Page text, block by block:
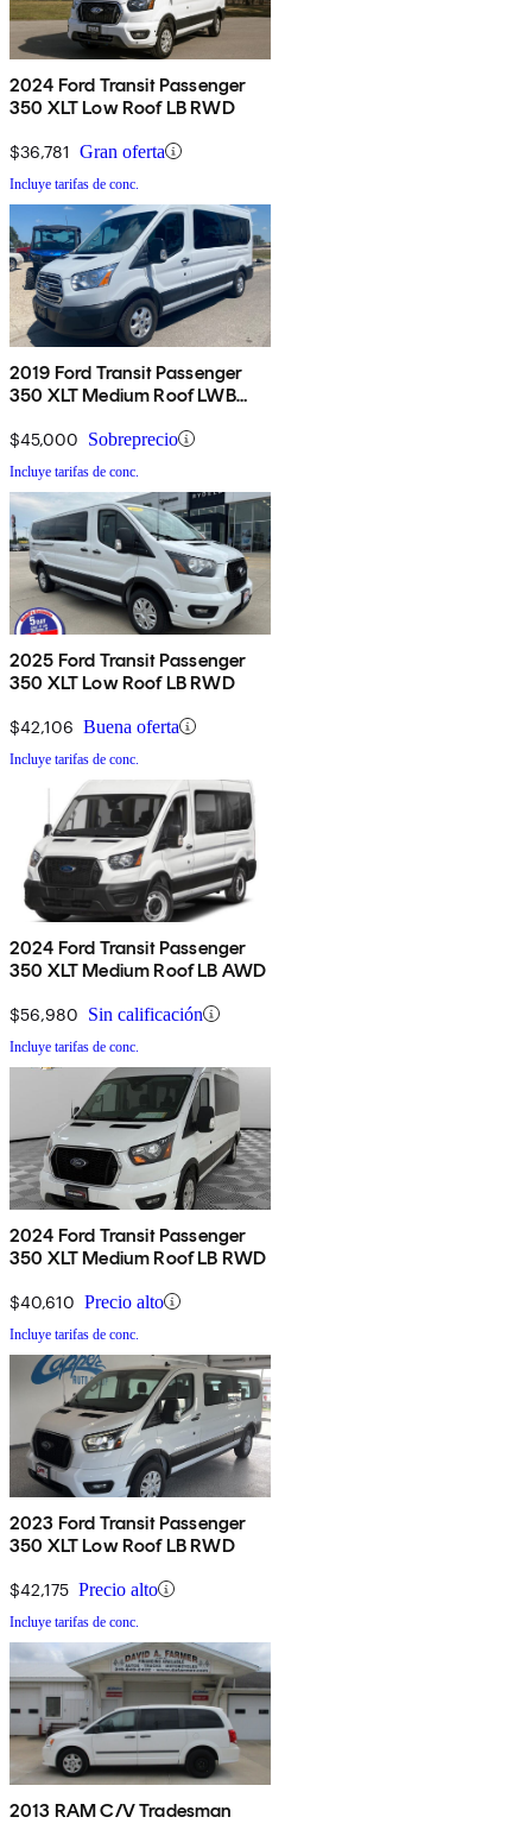
2024 Ford Transit Passenger
350 XLT Low Roof LB RWD
$36,781 Gran oferta
Incluye tarifas de conc.
2019 Ford Transit Passenger
350 XLT Medium Roof LWB
Side Door
$45,000 Sobreprecio
Incluye tarifas de conc.
2025 Ford Transit Passenger
350 XLT Low Roof LB RWD
$42,106 Buena oferta
Incluye tarifas de conc.
2024 Ford Transit Passenger
350 XLT Medium Roof LB AWD
$56,980 Sin calificación
Incluye tarifas de conc.
2024 Ford Transit Passenger
350 XLT Medium Roof LB RWD
$40,610 Precio alto
Incluye tarifas de conc.
2023 Ford Transit Passenger
350 XLT Low Roof LB RWD
$42,175 Precio alto
Incluye tarifas de conc.
2013 RAM C/V Tradesman